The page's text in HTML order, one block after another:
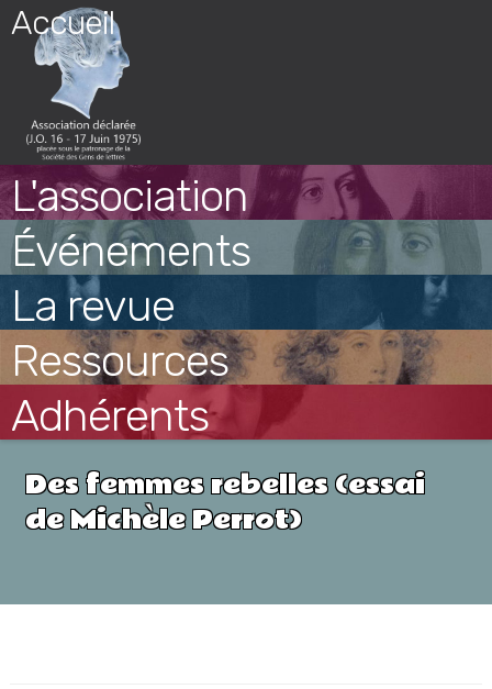
Skip
content
Accueil
L'association
Événements
La revue
Ressources
Adhérents
Des femmes rebelles (essai
de Michèle Perrot)